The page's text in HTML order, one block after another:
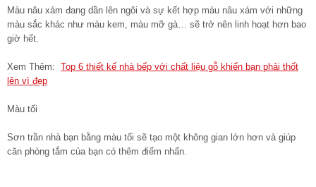
Màu nâu xám đang dần lên ngôi và sự kết hợp màu nâu xám với những
màu sắc khác như màu kem, màu mỡ gà… sẽ trở nên linh hoạt hơn bao
giờ hết.
Xem Thêm: Top 6 thiết kế nhà bếp với chất liệu gỗ khiến bạn phải thốt
lên vì đẹp
Màu tối
Sơn trần nhà bạn bằng màu tối sẽ tạo một không gian lớn hơn và giúp
căn phòng tắm của bạn có thêm điểm nhấn.